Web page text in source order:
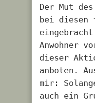
Der Mut
bei diesen
Anwohner
dieser
anboten.
mir:
auch ein